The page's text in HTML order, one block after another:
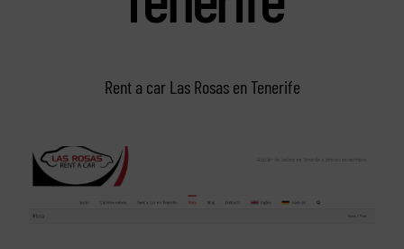
Rent a car Las Rosas en Tenerife